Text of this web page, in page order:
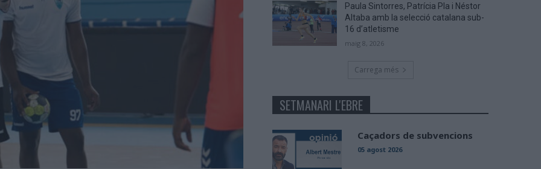
Paula Sintorres, Patrícia Pla i Néstor
Altaba amb la selecció catalana sub-
16 d’atletisme
maig 8, 2026
Carrega més
SETMANARI L'EBRE
Caçadors de subvencions
05 agost 2026